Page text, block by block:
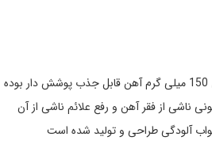
کپسول فرامکس بایوساینت حاوی 150 میلی گرم آهن قابل جذب پوشش دار بوده
ناشی از فقر آهن و رفع علائم ناشی از آن
آلودگی طراحی و تولید شده است